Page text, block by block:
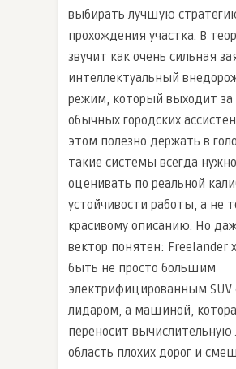
выбирать лучшую
прохождения участка. В
звучит как очень сильная
интеллектуальный
режим, который выходит за
обычных городских
этом полезно держать в
такие системы всегда нужно
оценивать по реальной
устойчивости работы, а не
красивому описанию. Но
вектор понятен: Freelander
быть не просто большим
электрифицированным SUV
лидаром, а машиной,
переносит вычислительную
область плохих дорог и